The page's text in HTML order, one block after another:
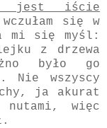
jest iście
się w
mi się myśl:
z drzewa
było go
Nie wszyscy
ja akurat
nutami, więc